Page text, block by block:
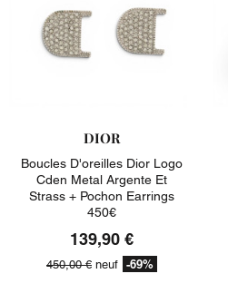
DIOR
Boucles D'oreilles Dior Logo
Cden Metal Argente Et
Strass + Pochon Earrings
450€
139,90 €
450,00 € neuf -69%